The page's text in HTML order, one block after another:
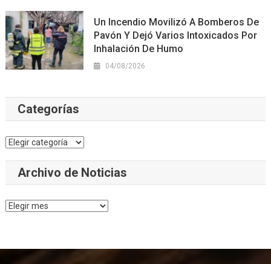
Un Incendio Movilizó A Bomberos De
Pavón Y Dejó Varios Intoxicados Por
Inhalación De Humo
04/08/2026
Categorías
Categorías
Archivo de Noticias
Archivo